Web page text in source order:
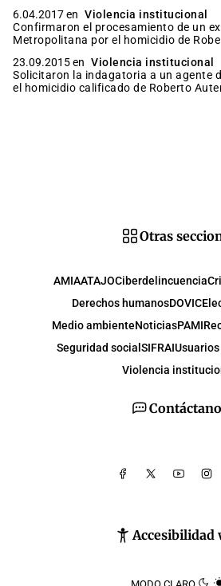
6.04.2017 en Violencia institucional
Confirmaron el procesamiento de un
Metropolitana por el homicidio de
23.09.2015 en Violencia institucional
Solicitaron la indagatoria a un agente
el homicidio calificado de Roberto
Accesibilidad
Otras
AMIAATAJOCiberdelincuencia
Derechos humanosDOVIC
Medio ambienteNoticiasPAMI
Seguridad social SIFRAI
Violencia